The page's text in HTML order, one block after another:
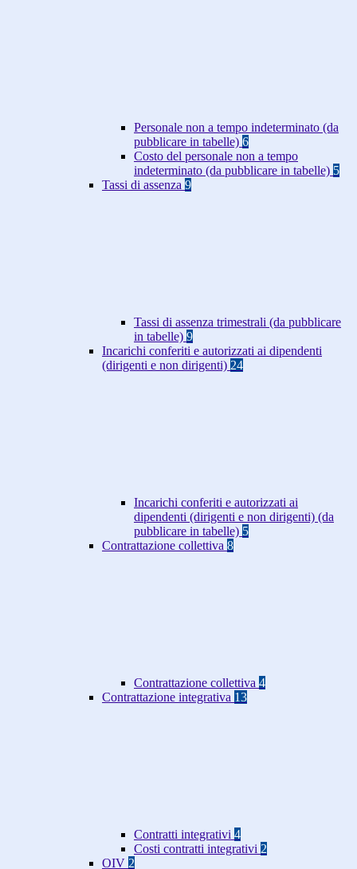
Personale non a tempo indeterminato (da
pubblicare in tabelle) 6
Costo del personale non a tempo
indeterminato (da pubblicare in tabelle) 5
Tassi di assenza 9
Tassi di assenza trimestrali (da pubblicare
in tabelle) 9
Incarichi conferiti e autorizzati ai dipendenti
(dirigenti e non dirigenti) 24
Incarichi conferiti e autorizzati ai
dipendenti (dirigenti e non dirigenti) (da
pubblicare in tabelle) 5
Contrattazione collettiva 8
Contrattazione collettiva 4
Contrattazione integrativa 13
Contratti integrativi 4
Costi contratti integrativi 2
OIV 2